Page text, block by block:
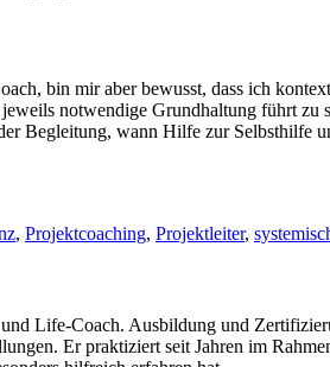
bin mir aber bewusst, dass ich
notwendige Grundhaltung führt
Begleitung, wann Hilfe zur
, Projektcoaching, Projektleiter,
Life-Coach. Ausbildung und
Er praktiziert seit Jahren im